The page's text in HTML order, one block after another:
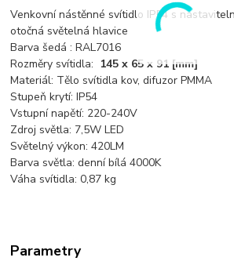
Venkovní nástěnné svítidlo IP54 s
otočná světelná hlavice
Barva šedá : RAL7016
Rozměry svítidla: 145 x 65 x 91 [mm]
Materiál: Tělo svítidla kov, difuzor PMMA
Stupeň krytí: IP54
Vstupní napětí: 220-240V
Zdroj světla: 7,5W LED
Světelný výkon: 420LM
Barva světla: denní bílá 4000K
Váha svítidla: 0,87 kg
Parametry